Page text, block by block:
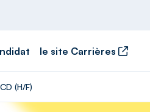
le site Carrières
(H/F)